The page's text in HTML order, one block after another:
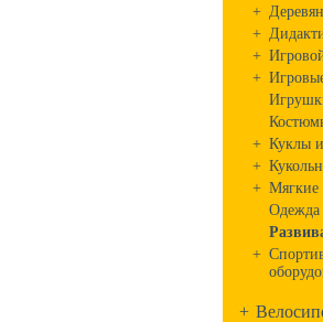
+
+
+
+
+ Куклы
+
+ Мягкие
Одежда
+
+